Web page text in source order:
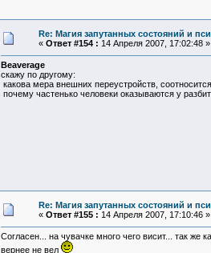
Re: Магия запутанных состояний и
« Ответ #154 : 14 Апреля 2007, 17:02:48 »
Beaverage
скажу по другому:
какова мера внешних переустройств,
почему частенько человеки оказываются у
Re: Магия запутанных состояний и
« Ответ #155 : 14 Апреля 2007, 17:10:46 »
Согласен... на чувачке много чего висит... так
вернее не вел